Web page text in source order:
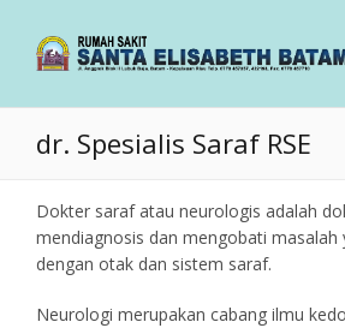
dr. Spesialis Saraf RSE
Dokter saraf atau neurologis adalah
mendiagnosis dan mengobati masalah
dengan otak dan sistem saraf.
Neurologi merupakan cabang ilmu